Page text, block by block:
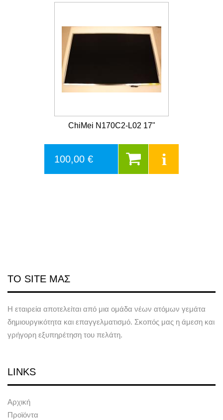
ChiMei N170C2-L02 17"
100,00 €
ΤΟ SITE ΜΑΣ
Η εταιρεία αποτελείται από μια ομάδα νέων ατόμων γεμάτα
δημιουργικότητα και επαγγελματισμό. Σκοπός μας η άμεση και
γρήγορη εξυπηρέτηση του πελάτη.
LINKS
Αρχική
Προϊόντα